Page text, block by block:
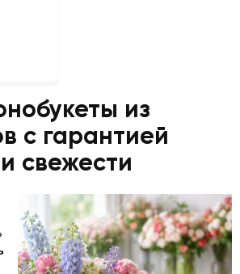
из
с гарантией
свежести